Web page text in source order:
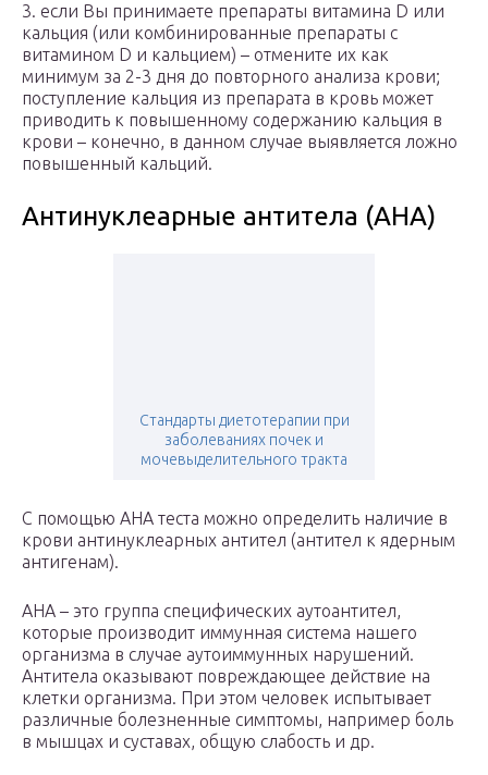
3. если Вы принимаете препараты витамина D или
кальция (или комбинированные препараты с
витамином D и кальцием) – отмените их как
минимум за 2-3 дня до повторного анализа крови;
поступление кальция из препарата в кровь может
приводить к повышенному содержанию кальция в
крови – конечно, в данном случае выявляется ложно
повышенный кальций.
Антинуклеарные антитела (АНА)
Стандарты диетотерапии при
заболеваниях почек и
мочевыделительного тракта
С помощью АНА теста можно определить наличие в
крови антинуклеарных антител (антител к ядерным
антигенам).
АНА – это группа специфических аутоантител,
которые производит иммунная система нашего
организма в случае аутоиммунных нарушений.
Антитела оказывают повреждающее действие на
клетки организма. При этом человек испытывает
различные болезненные симптомы, например боль
в мышцах и суставах, общую слабость и др.